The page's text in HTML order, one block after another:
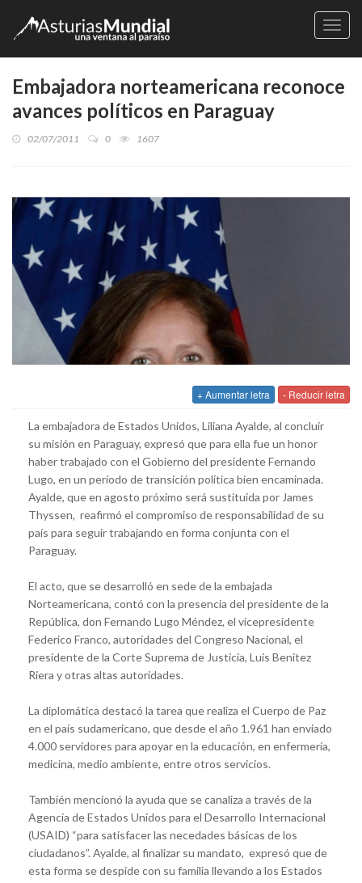
Embajadora norteamericana reconoce
avances políticos en Paraguay
02/07/2011 0 1607
+ Aumentar letra - Reducir letra
La embajadora de Estados Unidos, Liliana Ayalde, al concluir
su misión en Paraguay, expresó que para ella fue un honor
haber trabajado con el Gobierno del presidente Fernando
Lugo, en un período de transición política bien encaminada.
Ayalde, que en agosto próximo será sustituida por James
Thyssen, reafirmó el compromiso de responsabilidad de su
país para seguir trabajando en forma conjunta con el
Paraguay.
El acto, que se desarrolló en sede de la embajada
Norteamericana, contó con la presencia del presidente de la
República, don Fernando Lugo Méndez, el vicepresidente
Federico Franco, autoridades del Congreso Nacional, el
presidente de la Corte Suprema de Justicia, Luis Benítez
Riera y otras altas autoridades.
La diplomática destacó la tarea que realiza el Cuerpo de Paz
en el país sudamericano, que desde el año 1.961 han enviado
4.000 servidores para apoyar en la educación, en enfermería,
medicina, medio ambiente, entre otros servicios.
También mencionó la ayuda que se canaliza a través de la
Agencia de Estados Unidos para el Desarrollo Internacional
(USAID) “para satisfacer las necedades básicas de los
ciudadanos”. Ayalde, al finalizar su mandato, expresó que de
esta forma se despide con su familia llevando a los Estados